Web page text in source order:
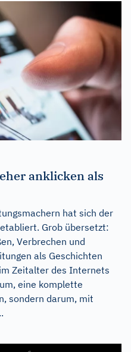
anklicken als
hat sich der
Grob übersetzt:
Verbrechen und
als Geschichten
Zeitalter des Internets
eine komplette
sondern darum, mit